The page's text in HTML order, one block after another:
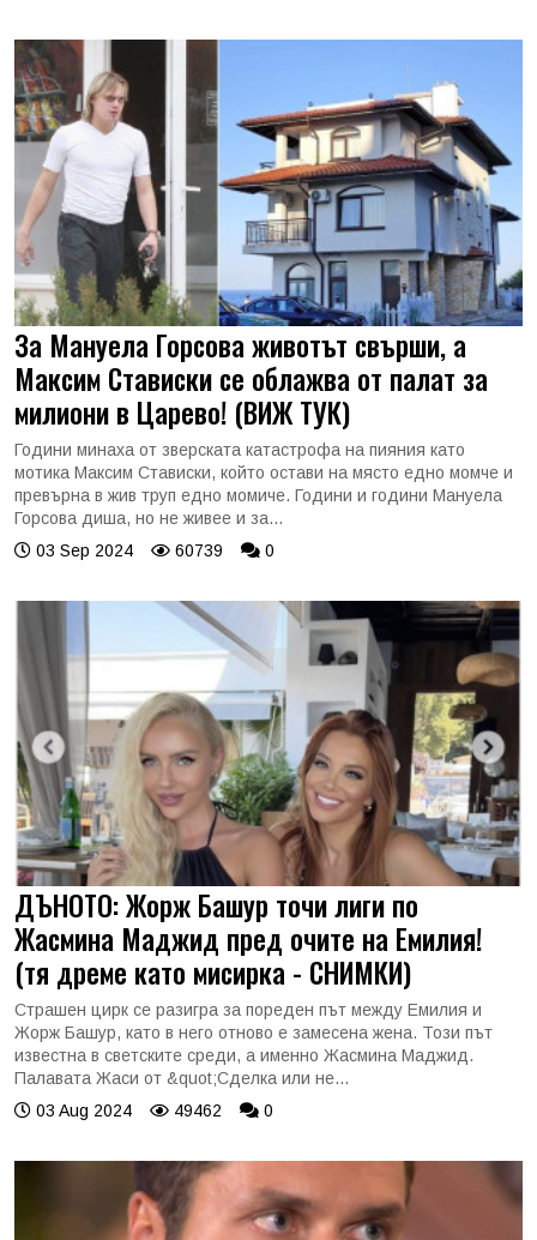
За Мануела Горсова животът свърши, а
Максим Стависки се облажва от палат за
милиони в Царево! (ВИЖ ТУК)
Години минаха от зверската катастрофа на пияния като
мотика Максим Стависки, който остави на място едно момче и
превърна в жив труп едно момиче. Години и години Мануела
Горсова диша, но не живее и за...
03 Sep 2024
60739 0
ДЪНОТО: Жорж Башур точи лиги по
Жасмина Маджид пред очите на Емилия!
(тя дреме като мисирка - СНИМКИ)
Страшен цирк се разигра за пореден път между Емилия и
Жорж Башур, като в него отново е замесена жена. Този път
известна в светските среди, а именно Жасмина Маджид.
Палавата Жаси от &quot;Сделка или не...
03 Aug 2024
49462 0